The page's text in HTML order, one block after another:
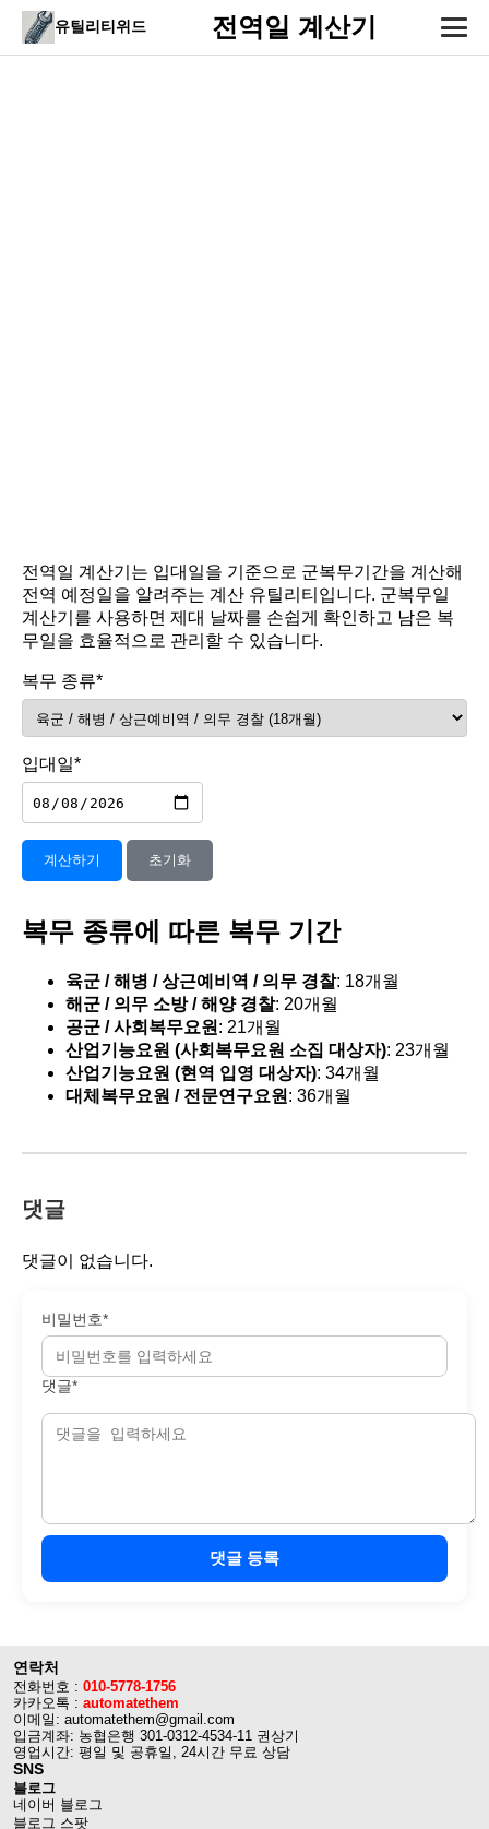
유틸리티위드 전역일 계산기
전역일 계산기는 입대일을 기준으로 군복무기간을 계산해
전역 예정일을 알려주는 계산 유틸리티입니다. 군복무일
계산기를 사용하면 제대 날짜를 손쉽게 확인하고 남은 복
무일을 효율적으로 관리할 수 있습니다.
복무 종류*
입대일*
계산하기 초기화
복무 종류에 따른 복무 기간
육군 / 해병 / 상근예비역 / 의무 경찰: 18개월
해군 / 의무 소방 / 해양 경찰: 20개월
공군 / 사회복무요원 : 21개월
산업기능요원 (사회복무요원 소집 대상자): 23개월
산업기능요원 (현역 입영 대상자): 34개월
대체복무요원 / 전문연구요원 : 36개월
댓글
댓글이 없습니다.
비밀번호*
댓글*
댓글 등록
연락처
전화번호 : 010-5778-1756
카카오톡 : automatethem
이메일: automatethem@gmail.com
입금계좌: 농협은행 301-0312-4534-11 권상기
영업시간: 평일 및 공휴일, 24시간 무료 상담
SNS
블로그
네이버 블로그
블로그 스팟